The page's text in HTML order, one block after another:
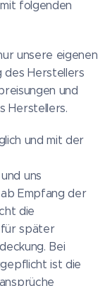
folgenden
unsere eigenen
des Herstellers
und
Herstellers.
und mit der
uns
Empfang der
die
für später
Bei
ist die